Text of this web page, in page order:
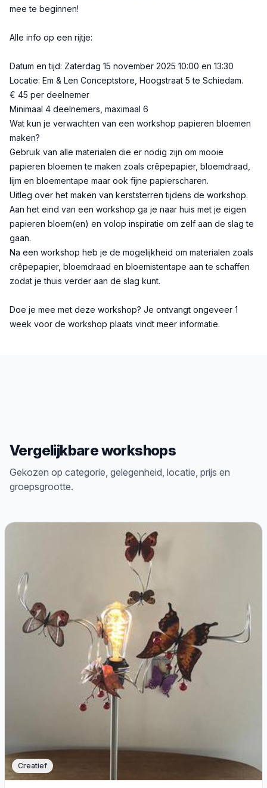
mee te beginnen!
Alle info op een rijtje:
Datum en tijd: Zaterdag 15 november 2025 10:00 en 13:30
Locatie: Em & Len Conceptstore, Hoogstraat 5 te Schiedam.
€ 45 per deelnemer
Minimaal 4 deelnemers, maximaal 6
Wat kun je verwachten van een workshop papieren bloemen
maken?
Gebruik van alle materialen die er nodig zijn om mooie
papieren bloemen te maken zoals crêpepapier, bloemdraad,
lijm en bloementape maar ook fijne papierscharen.
Uitleg over het maken van kerststerren tijdens de workshop.
Aan het eind van een workshop ga je naar huis met je eigen
papieren bloem(en) en volop inspiratie om zelf aan de slag te
gaan.
Na een workshop heb je de mogelijkheid om materialen zoals
crêpepapier, bloemdraad en bloemistentape aan te schaffen
zodat je thuis verder aan de slag kunt.
Doe je mee met deze workshop? Je ontvangt ongeveer 1
week voor de workshop plaats vindt meer informatie.
Vergelijkbare workshops
Gekozen op categorie, gelegenheid, locatie, prijs en
groepsgrootte.
Creatief